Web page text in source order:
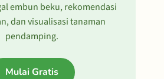
embun beku, rekomendasi
dan visualisasi tanaman
pendamping.
Mulai Gratis